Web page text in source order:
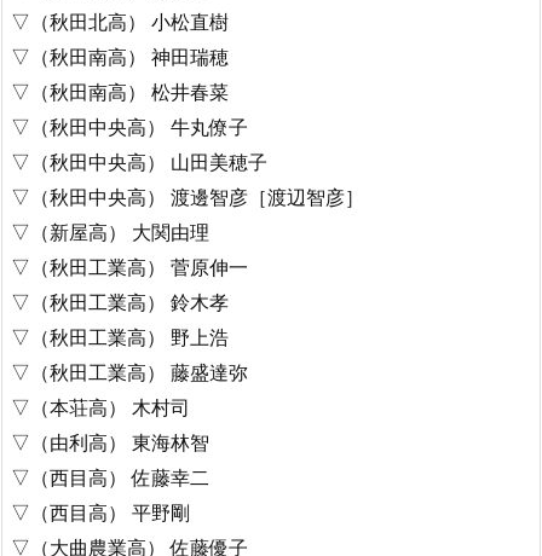
▽（秋田北高） 小松直樹
▽（秋田南高） 神田瑞穂
▽（秋田南高） 松井春菜
▽（秋田中央高） 牛丸僚子
▽（秋田中央高） 山田美穂子
▽（秋田中央高） 渡邊智彦［渡辺智彦］
▽（新屋高） 大関由理
▽（秋田工業高） 菅原伸一
▽（秋田工業高） 鈴木孝
▽（秋田工業高） 野上浩
▽（秋田工業高） 藤盛達弥
▽（本荘高） 木村司
▽（由利高） 東海林智
▽（西目高） 佐藤幸二
▽（西目高） 平野剛
▽（大曲農業高） 佐藤優子